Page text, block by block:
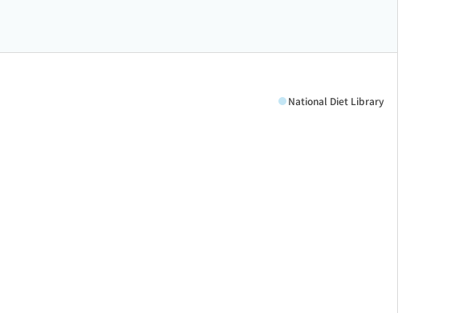
National Diet Library